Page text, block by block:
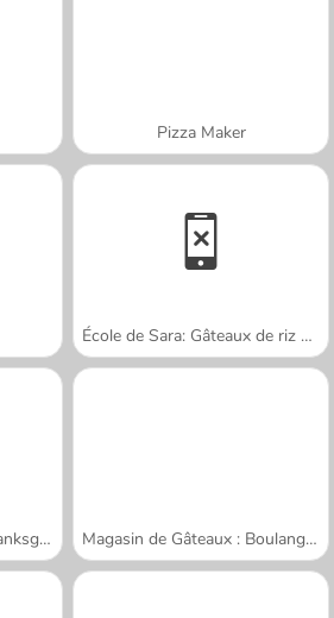
Pizza Maker
École de Sara: Gâteaux de riz gluant
Simulation : repas de Thanksgiving Magasin de Gâteaux : Boulangerie